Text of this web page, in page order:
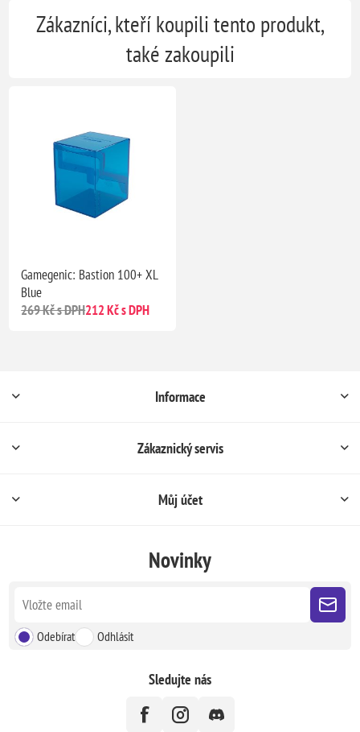
Zákazníci, kteří koupili tento produkt,
také zakoupili
Gamegenic: Bastion 100+ XL
Blue
269 Kč s DPH212 Kč s DPH
Informace
Zákaznický servis
Můj účet
Novinky
Odebírat Odhlásit
Sledujte nás